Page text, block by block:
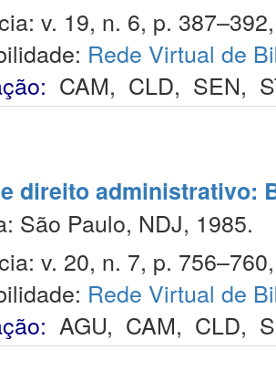
v. 19, n. 6, p.
Rede Virtual de
CAM, CLD, SEN,
direito administrativo:
São Paulo, NDJ, 1985.
v. 20, n. 7, p.
Rede Virtual de
AGU, CAM, CLD,